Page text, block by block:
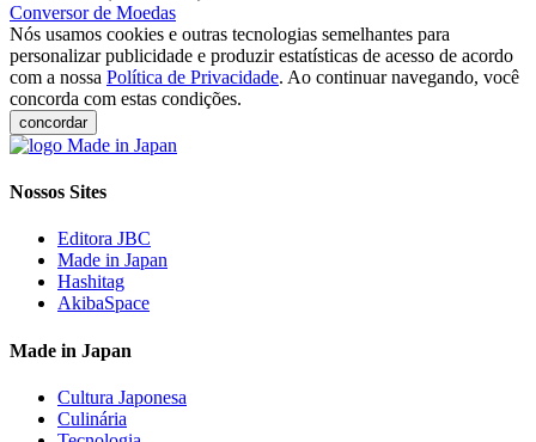
Conversor de Moedas
Nós usamos cookies e outras tecnologias semelhantes para
personalizar publicidade e produzir estatísticas de acesso de acordo
com a nossa Política de Privacidade. Ao continuar navegando, você
concorda com estas condições.
concordar
Nossos Sites
Editora JBC
Made in Japan
Hashitag
AkibaSpace
Made in Japan
Cultura Japonesa
Culinária